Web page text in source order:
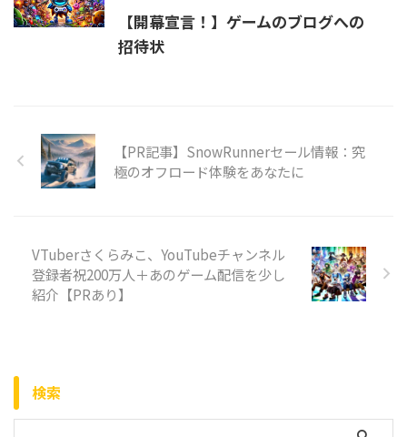
【開幕宣言！】ゲームのブログへの
招待状
【PR記事】SnowRunnerセール情報：究
極のオフロード体験をあなたに
VTuberさくらみこ、YouTubeチャンネル
登録者祝200万人＋あのゲーム配信を少し
紹介【PRあり】
検索